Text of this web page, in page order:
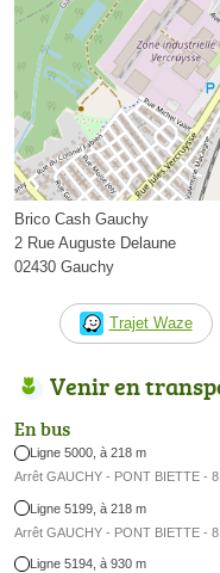
Brico Cash Gauchy
2 Rue Auguste Delaune
02430 Gauchy
Trajet Waze
Venir en
En bus
Ligne 5000, à 218 m
Arrêt GAUCHY - PONT BIETTE -
Ligne 5199, à 218 m
Arrêt GAUCHY - PONT BIETTE -
Ligne 5194, à 930 m